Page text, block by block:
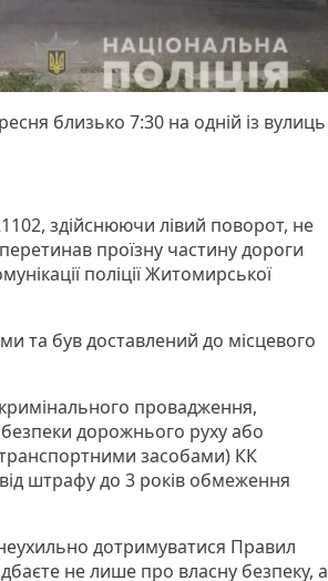
близько 7:30 на одній із вулиць
здійснюючи лівий поворот, не
проїзну частину дороги
поліції Житомирської
та був доставлений до місцевого
провадження,
дорожнього руху або
транспортними засобами) КК
штрафу до 3 років обмеження
неухильно дотримуватися Правил
не лише про власну безпеку, а